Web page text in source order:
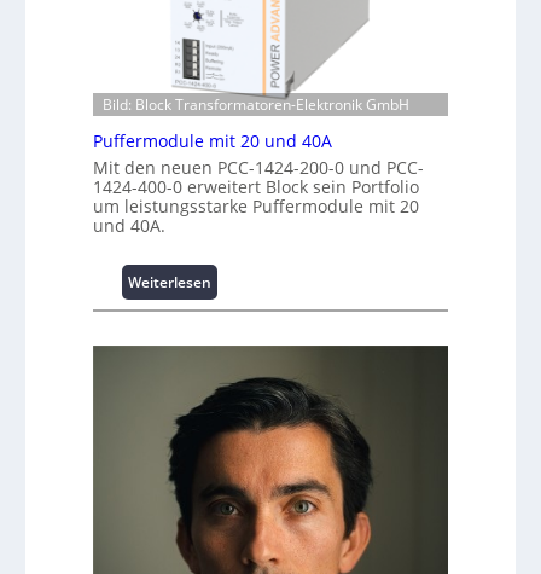
h
e
n
z
e
n
r
e
r
i
m
p
w
e
k
z
g
e
n
e
s
t
t
i
o
n
s
c
h
s
a
t
Bild: Block Transformatoren-Elektronik GmbH
Puffermodule mit 20 und 40A
Mit den neuen PCC-1424-200-0 und PCC-
1424-400-0 erweitert Block sein Portfolio
um leistungsstarke Puffermodule mit 20
und 40A.
Weiterlesen
P
f
e
m
d
u
l
e